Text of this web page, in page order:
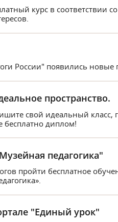
курс в соответствии
России" появились новые
пространство.
свой идеальный класс,
бесплатно диплом!
педагогика"
пройти бесплатное
"Единый урок"